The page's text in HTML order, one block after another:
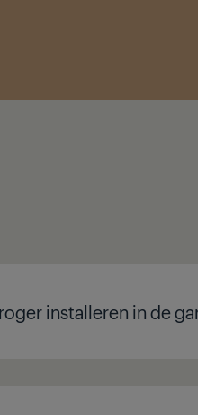
installeren in de